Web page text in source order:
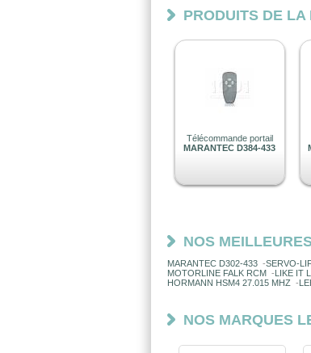
PRODUITS DE
Télécommande portail
MARANTEC D384-433
NOS
MARANTEC D302-433 -SERVO-
MOTORLINE FALK RCM -LIKE IT
HORMANN HSM4 27.015 MHZ -
NOS MARQUES